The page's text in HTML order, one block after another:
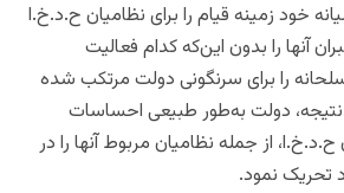
خود زمینه قیام را برای نظامیان ح.د.خ.ا
آنها را بدون این‌که کدام فعالیت
را برای سرنگونی دولت مرتکب شده
نتیجه، دولت به‌طور طبیعی احساسات
از جمله نظامیان مربوط آنها را در
تحریک نمود.